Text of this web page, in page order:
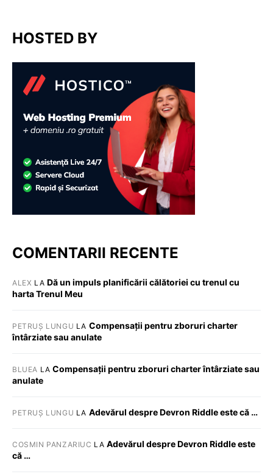
HOSTED BY
COMENTARII RECENTE
ALEX LA Dă un impuls planificării călătoriei cu trenul cu
harta Trenul Meu
PETRUȘ LUNGU LA Compensații pentru zboruri charter
întârziate sau anulate
BLUEA LACompensații pentru zboruri charter întârziate sau
anulate
PETRUȘ LUNGU LA Adevărul despre Devron Riddle este că …
COSMIN PANZARIUC LA Adevărul despre Devron Riddle este
că …